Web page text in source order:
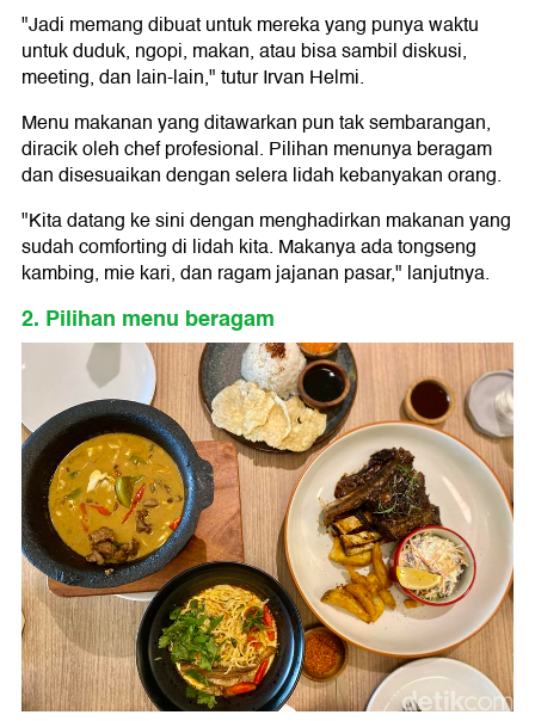
"Jadi memang dibuat untuk mereka yang punya waktu
untuk duduk, ngopi, makan, atau bisa sambil diskusi,
meeting, dan lain-lain," tutur Irvan Helmi.
Menu makanan yang ditawarkan pun tak sembarangan,
diracik oleh chef profesional. Pilihan menunya beragam
dan disesuaikan dengan selera lidah kebanyakan orang.
"Kita datang ke sini dengan menghadirkan makanan yang
sudah comforting di lidah kita. Makanya ada tongseng
kambing, mie kari, dan ragam jajanan pasar," lanjutnya.
2. Pilihan menu beragam